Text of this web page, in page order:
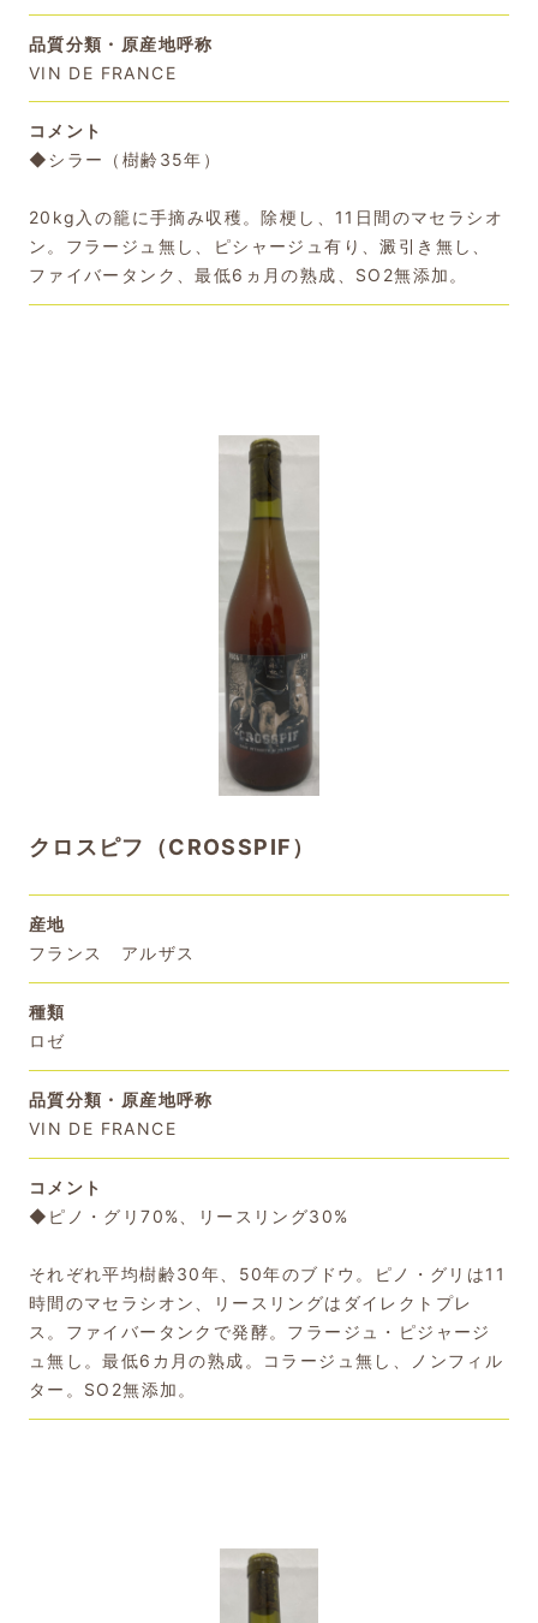
品質分類・原産地呼称
VIN DE FRANCE
コメント
◆シラー（樹齢35年）
20kg入の籠に手摘み収穫。除梗し、11日間のマセラシオ
ン。フラージュ無し、ピシャージュ有り、澱引き無し、
ファイバータンク、最低6ヵ月の熟成、SO2無添加。
クロスピフ（CROSSPIF）
産地
フランス アルザス
種類
ロゼ
品質分類・原産地呼称
VIN DE FRANCE
コメント
◆ピノ・グリ70%、リースリング30%
それぞれ平均樹齢30年、50年のブドウ。ピノ・グリは11
時間のマセラシオン、リースリングはダイレクトプレ
ス。ファイバータンクで発酵。フラージュ・ピジャージ
ュ無し。最低6カ月の熟成。コラージュ無し、ノンフィル
ター。SO2無添加。